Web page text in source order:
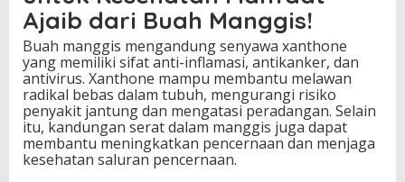
a
n
Ajaib dari Buah Manggis!
Buah manggis mengandung senyawa xanthone
yang memiliki sifat anti-inflamasi, antikanker, dan
antivirus. Xanthone mampu membantu melawan
radikal bebas dalam tubuh, mengurangi risiko
penyakit jantung dan mengatasi peradangan. Selain
itu, kandungan serat dalam manggis juga dapat
membantu meningkatkan pencernaan dan menjaga
kesehatan saluran pencernaan.